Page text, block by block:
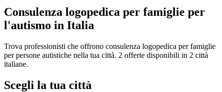
Consulenza logopedica per famiglie per
l'autismo in Italia
Trova professionisti che offrono consulenza logopedica per famiglie
per persone autistiche nella tua città. 2 offerte disponibili in 2 città
italiane.
Scegli la tua città